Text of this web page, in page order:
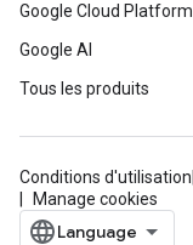
Google Cloud Platform
Google AI
Tous les produits
Conditions d'utilisation
Manage cookies